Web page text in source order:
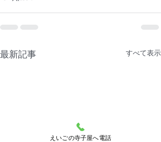
最新記事 すべて表示
えいごの寺子屋へ電話